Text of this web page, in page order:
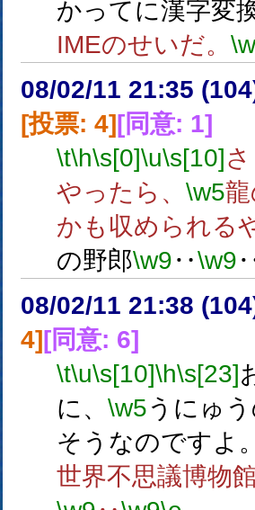
かってに漢字変
IMEのせいだ。
08/02/11 21:35
[投票: 4][同意: 1]
\t\h\s[0]\u\s[10]
やったら、 \w5
かも収められる
の野郎\w9‥\w9
08/02/11 21:38
4][同意: 6]
\t\u\s[10]\h\s[23]
に、 \w5うにゅ
そうなのですよ
世界不思議博物